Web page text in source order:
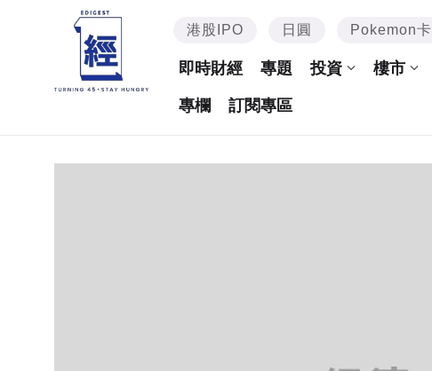
港股IPO 日圓 Pokemon卡
即時財經 專題 投資 樓市
專欄 訂閱專區